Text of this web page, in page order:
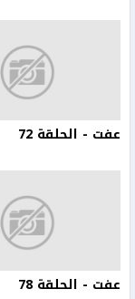
عفت - الحلقة 72
عفت - الحلقة 78